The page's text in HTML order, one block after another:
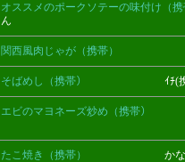
オススメのポークソテーの味付け（携
ん
関西風肉じゃが（携帯） 川ちゃ
そばめし（携帯） ｲﾁ(携帯)
エビのマヨネーズ炒め（携帯） ｽﾞ
たこ焼き（携帯） かなみん(